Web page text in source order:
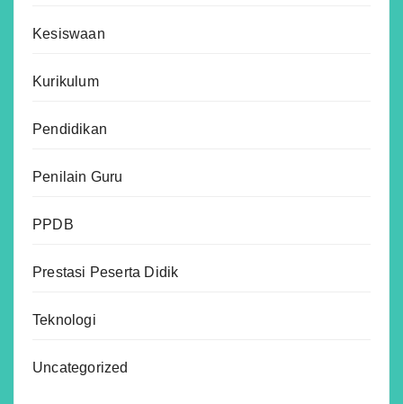
Kesiswaan
Kurikulum
Pendidikan
Penilain Guru
PPDB
Prestasi Peserta Didik
Teknologi
Uncategorized